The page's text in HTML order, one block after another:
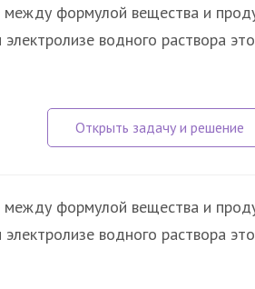
между формулой вещества и
водного раствора
между формулой вещества и
водного раствора